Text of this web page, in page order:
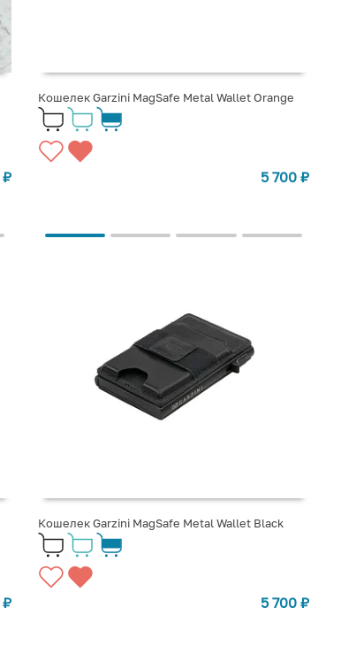
₽
Кошелек Garzini MagSafe Metal Wallet Orange
5 700 ₽
₽
Кошелек Garzini MagSafe Metal Wallet Black
5 700 ₽